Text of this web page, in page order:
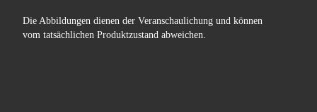
Die Abbildungen dienen der Veranschaulichung und können
vom tatsächlichen Produktzustand abweichen.